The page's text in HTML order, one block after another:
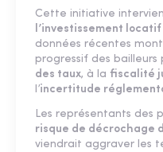
Cette initiative
l’investissement
données récentes
progressif des bailleurs
des taux, à la fiscalité
l’incertitude
Les représentants des
risque de décrochage
viendrait aggraver les